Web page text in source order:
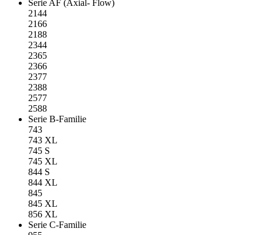
Serie AF (Axial- Flow)
2144
2166
2188
2344
2365
2366
2377
2388
2577
2588
Serie B-Familie
743
743 XL
745 S
745 XL
844 S
844 XL
845
845 XL
856 XL
Serie C-Familie